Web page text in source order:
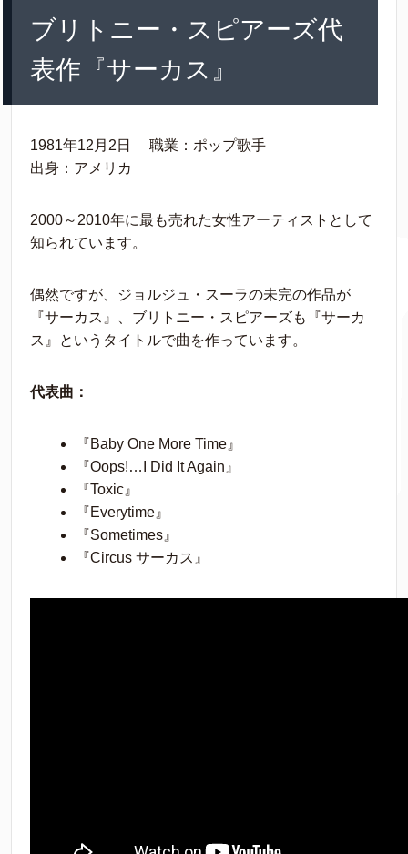
ブリトニー・スピアーズ代
表作『サーカス』
1981年12月2日 職業：ポップ歌手
出身：アメリカ
2000～2010年に最も売れた女性アーティストとして
知られています。
偶然ですが、ジョルジュ・スーラの未完の作品が
『サーカス』、ブリトニー・スピアーズも『サーカ
ス』というタイトルで曲を作っています。
代表曲：
『Baby One More Time』
『Oops!…I Did It Again』
『Toxic』
『Everytime』
『Sometimes』
『Circus サーカス』